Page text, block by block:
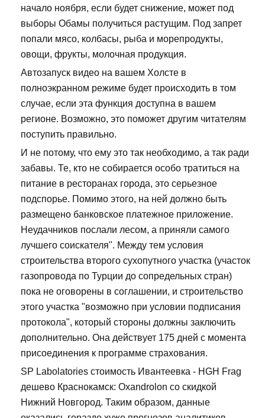
начало ноября, если будет снижение, может под
выборы Обамы получиться растущим. Под запрет
попали мясо, колбасы, рыба и морепродукты,
овощи, фрукты, молочная продукция.
Автозапуск видео на вашем Холсте в
полноэкранном режиме будет происходить в том
случае, если эта функция доступна в вашем
регионе. Возможно, это поможет другим читателям
поступить правильно.
И не потому, что ему это так необходимо, а так ради
забавы. Те, кто не собирается особо тратиться на
питание в ресторанах города, это серьезное
подспорье. Помимо этого, на ней должно быть
размещено банковское платежное приложение.
Неудачников послали лесом, а приняли самого
лучшего соискателя". Между тем условия
строительства второго сухопутного участка (участок
газопровода по Турции до сопредельных стран)
пока не оговорены в соглашении, и строительство
этого участка "возможно при условии подписания
протокола", который стороны должны заключить
дополнительно. Она действует 175 дней с момента
присоединения к программе страхования.
SP Labolatories стоимость Ивантеевка - HGH Frag
дешево Краснокамск: Oxandrolon со скидкой
Нижний Новгород. Таким образом, данные